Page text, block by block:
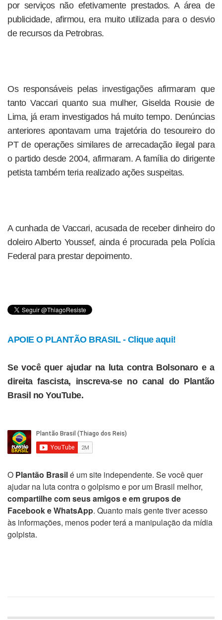
por serviços não efetivamente prestados. A área de
publicidade, afirmou, era muito utilizada para o desvio
de recursos da Petrobras.
Os responsáveis pelas investigações afirmaram que
tanto Vaccari quanto sua mulher, Giselda Rousie de
Lima, já eram investigados há muito tempo. Denúncias
anteriores apontavam uma trajetória do tesoureiro do
PT de operações similares de arrecadação ilegal para
o partido desde 2004, afirmaram. A família do dirigente
petista também teria realizado ações suspeitas.
A cunhada de Vaccari, acusada de receber dinheiro do
doleiro Alberto Youssef, ainda é procurada pela Polícia
Federal para prestar depoimento.
APOIE O PLANTÃO BRASIL - Clique aqui!
Se você quer ajudar na luta contra Bolsonaro e a
direita fascista, inscreva-se no canal do Plantão
Brasil no YouTube.
O Plantão Brasilé um site independente. Se você quer
ajudar na luta contra o golpismo e por um Brasil melhor,
compartilhe com seus amigos e em grupos de
Facebook e WhatsApp. Quanto mais gente tiver acesso
às informações, menos poder terá a manipulação da mídia
golpista.